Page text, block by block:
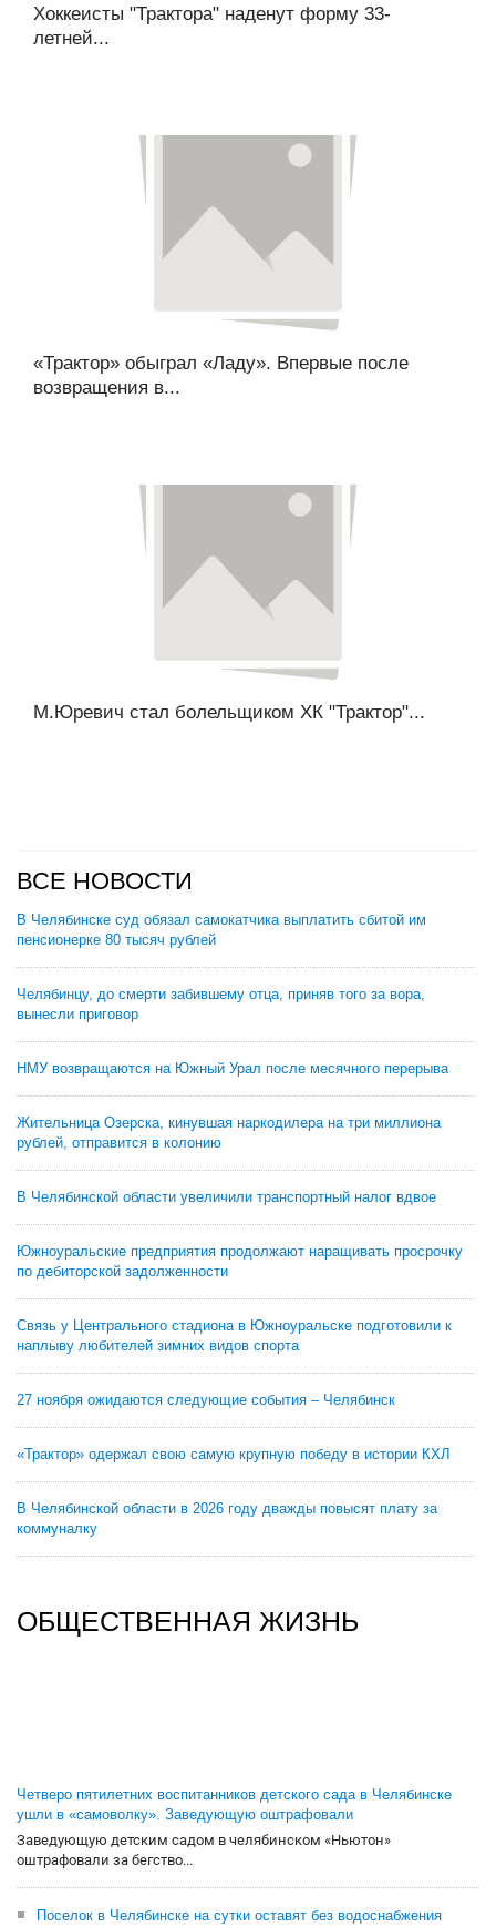
Хоккеисты "Трактора" наденут форму 33-
летней...
«Трактор» обыграл «Ладу». Впервые после
возвращения в...
М.Юревич стал болельщиком ХК "Трактор"...
ВСЕ НОВОСТИ
В Челябинске суд обязал самокатчика выплатить сбитой им
пенсионерке 80 тысяч рублей
Челябинцу, до смерти забившему отца, приняв того за вора,
вынесли приговор
НМУ возвращаются на Южный Урал после месячного перерыва
Жительница Озерска, кинувшая наркодилера на три миллиона
рублей, отправится в колонию
В Челябинской области увеличили транспортный налог вдвое
Южноуральские предприятия продолжают наращивать просрочку
по дебиторской задолженности
Связь у Центрального стадиона в Южноуральске подготовили к
наплыву любителей зимних видов спорта
27 ноября ожидаются следующие события – Челябинск
«Трактор» одержал свою самую крупную победу в истории КХЛ
В Челябинской области в 2026 году дважды повысят плату за
коммуналку
ОБЩЕСТВЕННАЯ ЖИЗНЬ
Четверо пятилетних воспитанников детского сада в Челябинске
ушли в «самоволку». Заведующую оштрафовали
Заведующую детским садом в челябинском «Ньютон»
оштрафовали за бегство...
Поселок в Челябинске на сутки оставят без водоснабжения